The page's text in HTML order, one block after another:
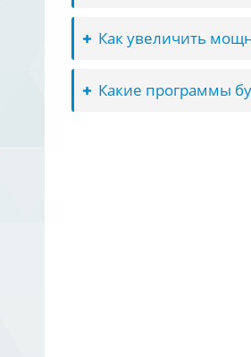
Как увеличить
Какие программы